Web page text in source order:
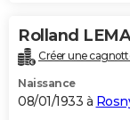
Rolland
Créer une
Naissance
08/01/1933 à